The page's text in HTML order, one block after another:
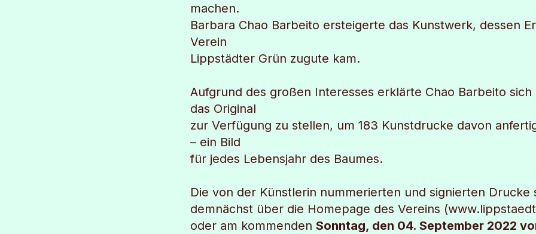
machen.
Barbara Chao Barbeito ersteigerte das Kunstwerk, dessen
Verein
Lippstädter Grün zugute kam.
Aufgrund des großen Interesses erklärte Chao Barbeito sich
das Original
zur Verfügung zu stellen, um 183 Kunstdrucke davon
– ein Bild
für jedes Lebensjahr des Baumes.
Die von der Künstlerin nummerierten und signierten Drucke
demnächst über die Homepage des Vereins
oder am kommendenSonntag, den 04. September 2022